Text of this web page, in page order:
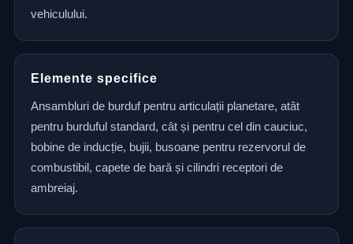
vehiculului.
Elemente specifice
Ansambluri de burduf pentru articulații planetare, atât
pentru burduful standard, cât și pentru cel din cauciuc,
bobine de inducție, bujii, busoane pentru rezervorul de
combustibil, capete de bară și cilindri receptori de
ambreiaj.